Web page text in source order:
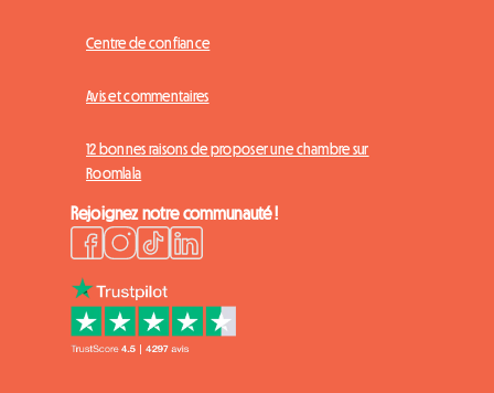
Centre de confiance
Avis et commentaires
12 bonnes raisons de proposer une chambre sur
Roomlala
Rejoignez notre communauté !